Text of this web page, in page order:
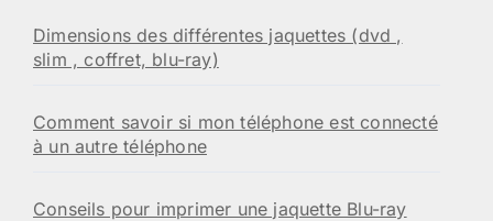
Dimensions des différentes jaquettes (dvd ,
slim , coffret, blu-ray)
Comment savoir si mon téléphone est connecté
à un autre téléphone
Conseils pour imprimer une jaquette Blu-ray